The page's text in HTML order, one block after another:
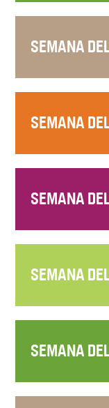
SEMANA
SEMANA
SEMANA
SEMANA
SEMANA